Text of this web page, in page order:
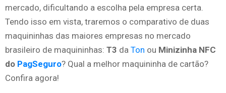
mercado, dificultando a escolha pela empresa certa.
Tendo isso em vista, traremos o comparativo de duas
maquininhas das maiores empresas no mercado
brasileiro de maquininhas: T3 da Ton ou Minizinha NFC
do PagSeguro? Qual a melhor maquininha de cartão?
Confira agora!